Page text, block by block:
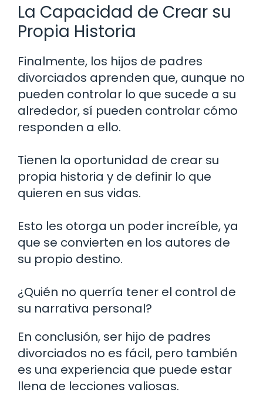
La Capacidad de Crear su
Propia Historia
Finalmente, los hijos de padres
divorciados aprenden que, aunque no
pueden controlar lo que sucede a su
alrededor, sí pueden controlar cómo
responden a ello.
Tienen la oportunidad de crear su
propia historia y de definir lo que
quieren en sus vidas.
Esto les otorga un poder increíble, ya
que se convierten en los autores de
su propio destino.
¿Quién no querría tener el control de
su narrativa personal?
En conclusión, ser hijo de padres
divorciados no es fácil, pero también
es una experiencia que puede estar
llena de lecciones valiosas.